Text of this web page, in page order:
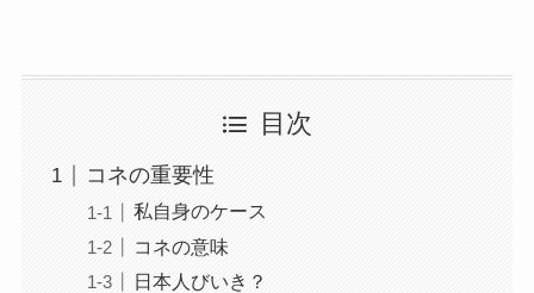
目次
コネの重要性
私自身のケース
コネの意味
日本人びいき？